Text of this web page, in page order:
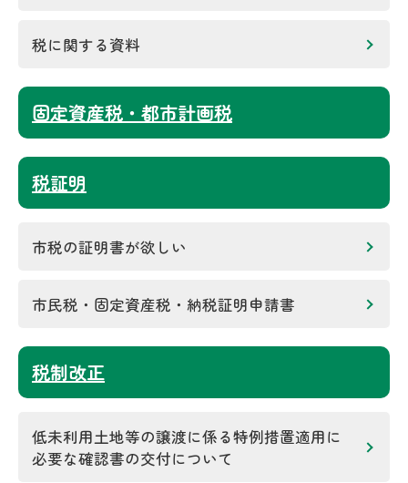
税に関する資料
固定資産税・都市計画税
税証明
市税の証明書が欲しい
市民税・固定資産税・納税証明申請書
税制改正
低未利用土地等の譲渡に係る特例措置適用に
必要な確認書の交付について